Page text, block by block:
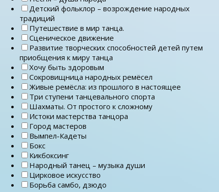
Детский фольклор – возрождение народных
традиций
Путешествие в мир танца.
Сценическое движение
Развитие творческих способностей детей путем
приобщения к миру танца
Хочу быть здоровым
Сокровищница народных ремёсел
Живые ремёсла: из прошлого в настоящее
Три ступени танцевального спорта
Шахматы. От простого к сложному
Истоки мастерства танцора
Город мастеров
Вымпел-Кадеты
Бокс
Кикбоксинг
Народный танец – музыка души
Цирковое искусство
Борьба самбо, дзюдо